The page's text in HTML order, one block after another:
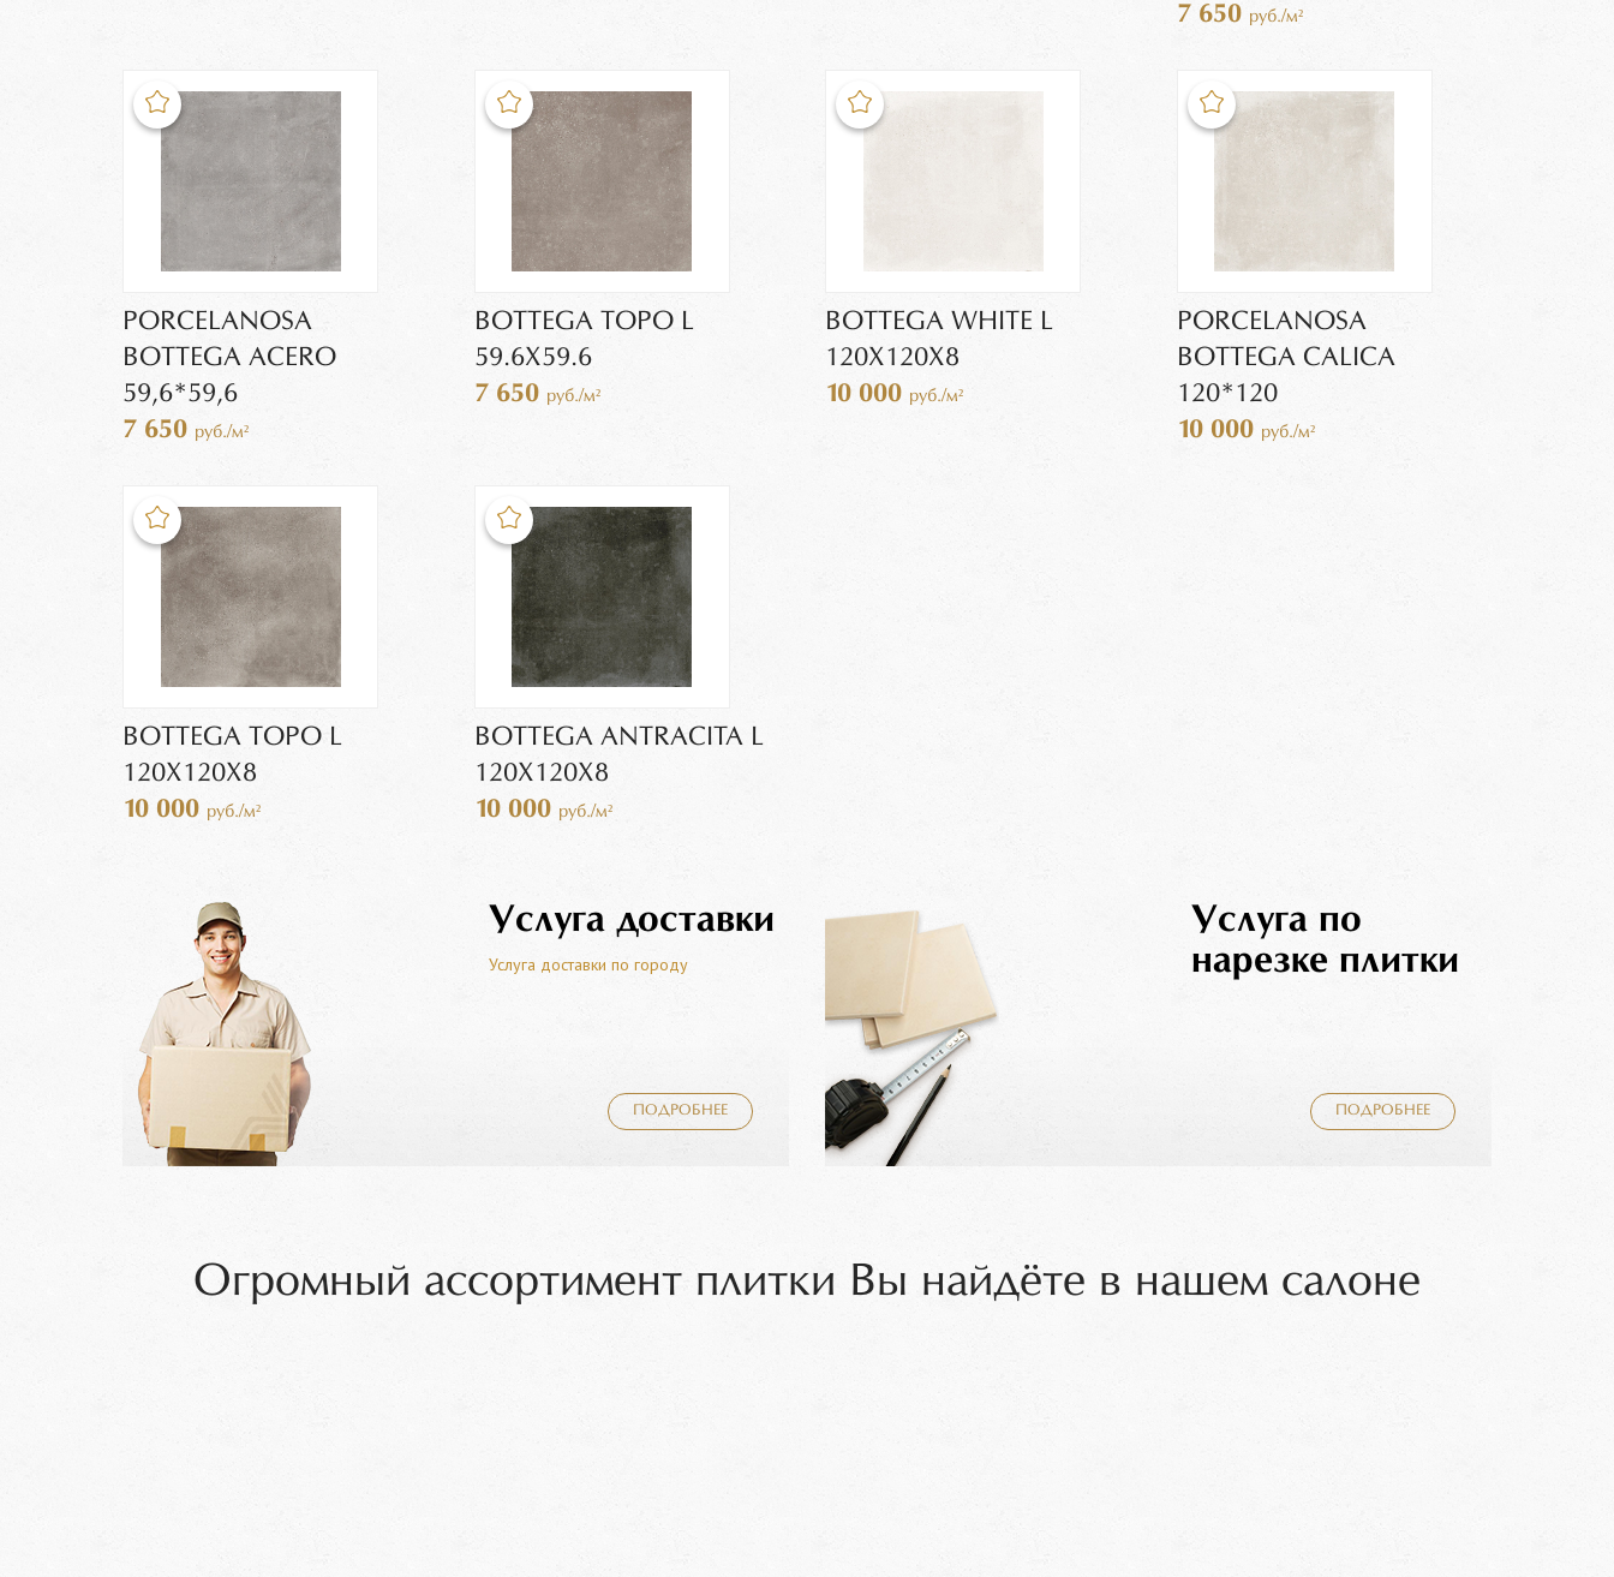
7 650 руб./м²
PORCELANOSA
BOTTEGA ACERO
59,6*59,6
7 650 руб./м²
BOTTEGA TOPO L
59.6Х59.6
7 650 руб./м²
BOTTEGA WHITE L
120Х120X8
10 000 руб./м²
PORCELANOSA
BOTTEGA CALICA
120*120
10 000 руб./м²
BOTTEGA TOPO L
120Х120Х8
10 000 руб./м²
BOTTEGA ANTRACITA L
120Х120X8
10 000 руб./м²
Услуга доставки
Услуга доставки по городу
ПОДРОБНЕЕ
Услуга по
нарезке плитки
ПОДРОБНЕЕ
Огромный ассортимент плитки Вы найдёте в нашем салоне